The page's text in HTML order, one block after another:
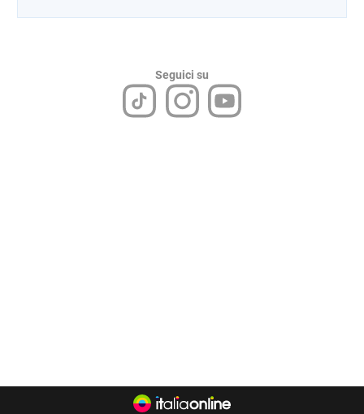
Seguici su